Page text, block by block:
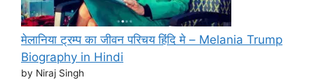
मेलानिया ट्रम्प का जीवन परिचय हिंदि मे – Melania Trump
Biography in Hindi
by Niraj Singh